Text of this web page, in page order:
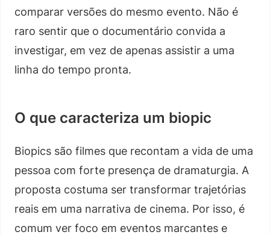
comparar versões do mesmo evento. Não é
raro sentir que o documentário convida a
investigar, em vez de apenas assistir a uma
linha do tempo pronta.
O que caracteriza um biopic
Biopics são filmes que recontam a vida de uma
pessoa com forte presença de dramaturgia. A
proposta costuma ser transformar trajetórias
reais em uma narrativa de cinema. Por isso, é
comum ver foco em eventos marcantes e